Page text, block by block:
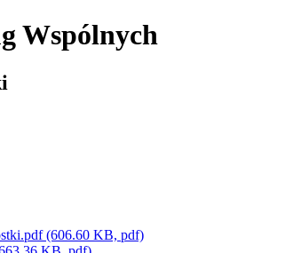
Wspólnych
(606.60 KB, pdf)